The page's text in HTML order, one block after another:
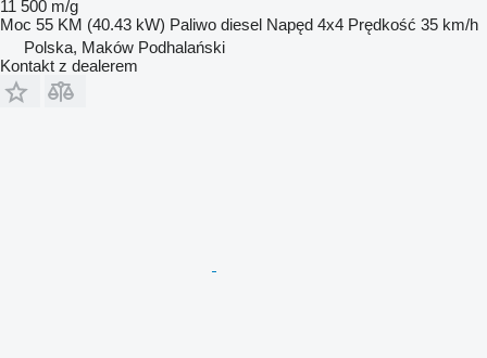
11 500 m/g
Moc 55 KM (40.43 kW) Paliwo diesel Napęd 4x4 Prędkość 35 km/h
Polska, Maków Podhalański
Kontakt z dealerem